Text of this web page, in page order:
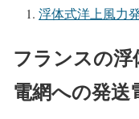
浮体式洋上風力
フランスの
電網への発送